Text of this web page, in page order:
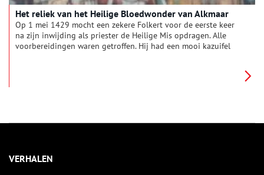
Het reliek van het Heilige Bloedwonder van Alkmaar
Op 1 mei 1429 mocht een zekere Folkert voor de eerste keer
na zijn inwijding als priester de Heilige Mis opdragen. Alle
voorbereidingen waren getroffen. Hij had een mooi kazuifel
VERHALEN